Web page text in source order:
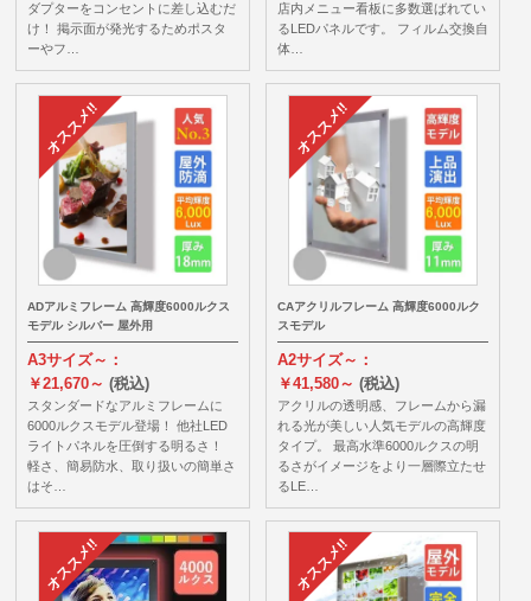
ダプターをコンセントに差し込むだ
け！ 掲示面が発光するためポスタ
ーやフ…
店内メニュー看板に多数選ばれてい
るLEDパネルです。 フィルム交換自
体…
ADアルミフレーム 高輝度6000ルクス
モデル シルバー 屋外用
A3サイズ～：
￥21,670～(税込)
スタンダードなアルミフレームに
6000ルクスモデル登場！ 他社LED
ライトパネルを圧倒する明るさ！
軽さ、簡易防水、取り扱いの簡単さ
はそ…
CAアクリルフレーム 高輝度6000ルク
スモデル
A2サイズ～：
￥41,580～ (税込)
アクリルの透明感、フレームから漏
れる光が美しい人気モデルの高輝度
タイプ。 最高水準6000ルクスの明
るさがイメージをより一層際立たせ
るLE…